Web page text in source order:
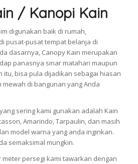
/ Kanopi Kain
digunakan baik di rumah,
pusat-pusat tempat belanja di
dasarnya, Canopy Kain merupakan
panasnya sinar matahari maupun
itu, bisa pula dijadikan sebagai hiasan
di bangunan yang Anda
sering kami gunakan adalah Kain
Amarindo, Tarpaulin, dan masih
model warna yang anda inginkan.
semaksimal mungkin.
meter persegi kami tawarkan dengan